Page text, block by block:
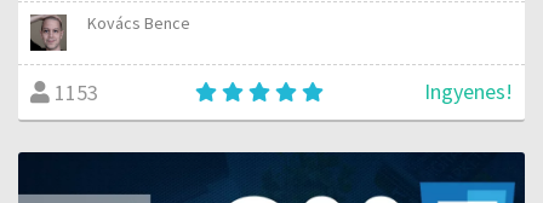
Kovács Bence
1153 Ingyenes!